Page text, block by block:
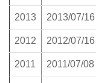
2013 2013/07/16
2012 2012/07/16
2011 2011/07/08